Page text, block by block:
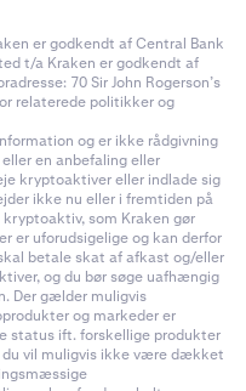
er godkendt af Central Bank
t/a Kraken er godkendt af
70 Sir John Rogerson’s
relaterede politikker og
og er ikke rådgivning
en anbefaling eller
kryptoaktiver eller indlade sig
ikke nu eller i fremtiden på
som Kraken gør
er uforudsigelige og kan derfor
betale skat af afkast og/eller
og du bør søge uafhængig
Der gælder muligvis
og markeder er
status ift. forskellige produkter
vil muligvis ikke være dækket